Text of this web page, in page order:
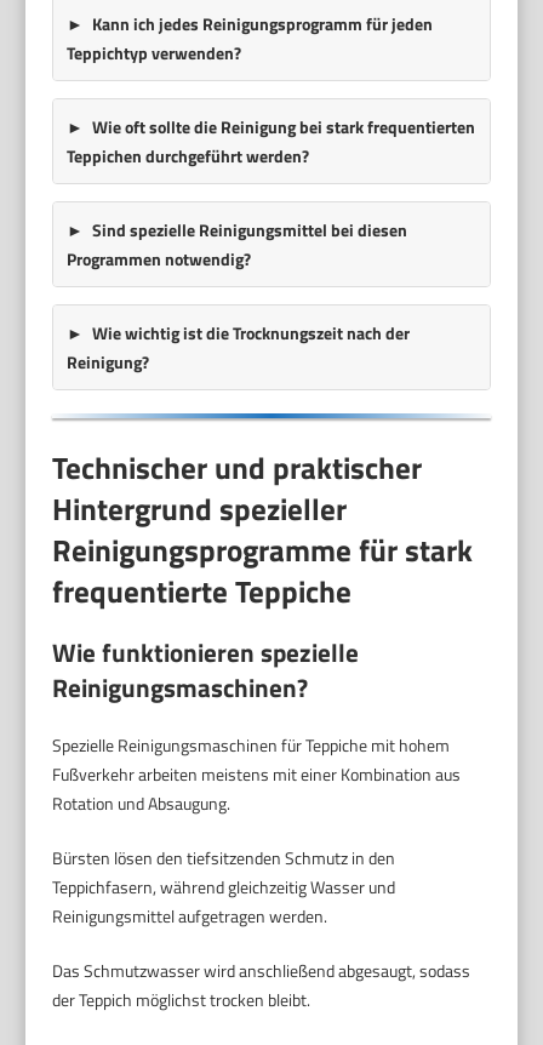
Kann ich jedes Reinigungsprogramm für jeden
Teppichtyp verwenden?
Wie oft sollte die Reinigung bei stark frequentierten
Teppichen durchgeführt werden?
Sind spezielle Reinigungsmittel bei diesen
Programmen notwendig?
Wie wichtig ist die Trocknungszeit nach der
Reinigung?
Technischer und praktischer
Hintergrund spezieller
Reinigungsprogramme für stark
frequentierte Teppiche
Wie funktionieren spezielle
Reinigungsmaschinen?
Spezielle Reinigungsmaschinen für Teppiche mit hohem
Fußverkehr arbeiten meistens mit einer Kombination aus
Rotation und Absaugung.
Bürsten lösen den tiefsitzenden Schmutz in den
Teppichfasern, während gleichzeitig Wasser und
Reinigungsmittel aufgetragen werden.
Das Schmutzwasser wird anschließend abgesaugt, sodass
der Teppich möglichst trocken bleibt.